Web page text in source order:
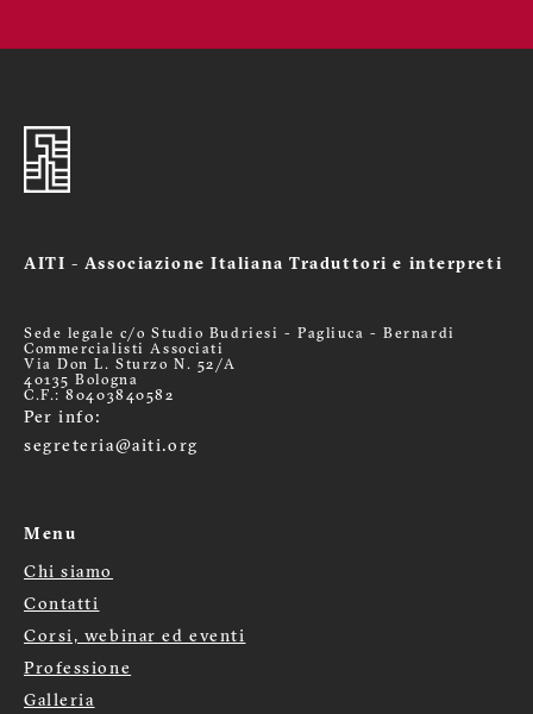
AITI - Associazione Italiana Traduttori e interpreti
Sede legale c/o Studio Budriesi - Pagliuca - Bernardi
Commercialisti Associati
Via Don L. Sturzo N. 52/A
40135 Bologna
C.F.: 80403840582
Per info:
segreteria@aiti.org
Menu
Menù
footer
Chi siamo
Contatti
Corsi, webinar ed eventi
Professione
Galleria